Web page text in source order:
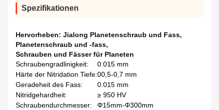
Spezifikationen
Hervorheben: Jialong Planetenschraub und Fass,
Planetenschraub und -fass,
Schrauben und Fässer für Planeten
Schraubengradlinigkeit:
0.015 mm
Härte der Nitridation Tiefe:00,5-0,7 mm
Geradeheit des Fass:
0.015 mm
Nitridgehardheit:
≥ 950 HV
Schraubendurchmesser:
Φ15mm-Φ300mm